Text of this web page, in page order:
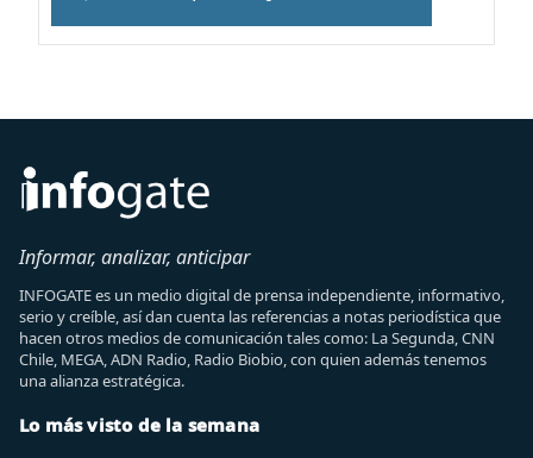
Informar, analizar, anticipar
INFOGATE es un medio digital de prensa independiente, informativo,
serio y creíble, así dan cuenta las referencias a notas periodística que
hacen otros medios de comunicación tales como: La Segunda, CNN
Chile, MEGA, ADN Radio, Radio Biobio, con quien además tenemos
una alianza estratégica.
Lo más visto de la semana